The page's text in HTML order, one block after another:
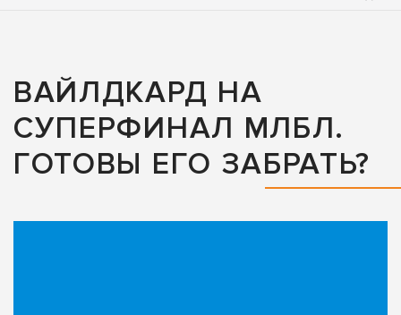
ВАЙЛДКАРД НА
СУПЕРФИНАЛ МЛБЛ.
ГОТОВЫ ЕГО ЗАБРАТЬ?